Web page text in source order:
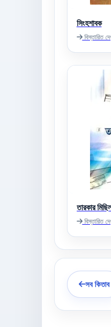
সিংহশাবক
বিস্তারিত
তারকার
বিস্তারিত
সব কিতাব